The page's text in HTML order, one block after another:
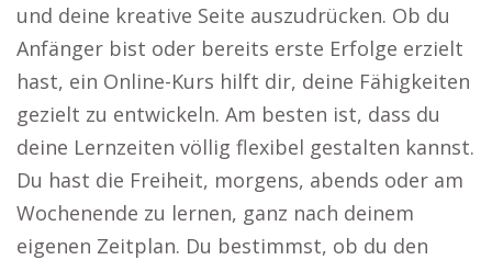
und deine kreative Seite auszudrücken. Ob du
Anfänger bist oder bereits erste Erfolge erzielt
hast, ein Online-Kurs hilft dir, deine Fähigkeiten
gezielt zu entwickeln. Am besten ist, dass du
deine Lernzeiten völlig flexibel gestalten kannst.
Du hast die Freiheit, morgens, abends oder am
Wochenende zu lernen, ganz nach deinem
eigenen Zeitplan. Du bestimmst, ob du den